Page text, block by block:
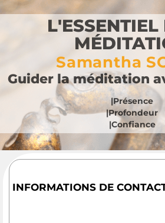
Samantha
Guider la méditation
|Présence
|Profondeur
|Confiance
INFORMATIONS DE